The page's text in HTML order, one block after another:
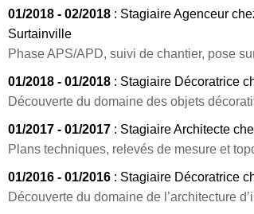
01/2018 - 02/2018 : Stagiaire Agenceur
Surtainville
Phase APS/APD, suivi de chantier, pose
01/2018 - 01/2018 : Stagiaire Décoratrice
Découverte du domaine des objets
01/2017 - 01/2017 : Stagiaire Architecte
Plans techniques, relevés de mesure et
01/2016 - 01/2016 : Stagiaire Décoratrice
Découverte du domaine de l’architecture